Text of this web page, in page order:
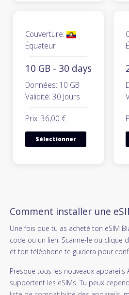
Couverture:
Équateur
10 GB - 30 days
Données: 10 GB
Validité: 30 Jours
Prix: 36,00 €
Sélectionner
Comment installer une
Une fois que tu as acheté ton eSIM
code ou un lien. Scanne-le ou clique
et ton téléphone te guidera pour
Presque tous les nouveaux appareils
supportent les eSIMs. Tu peux